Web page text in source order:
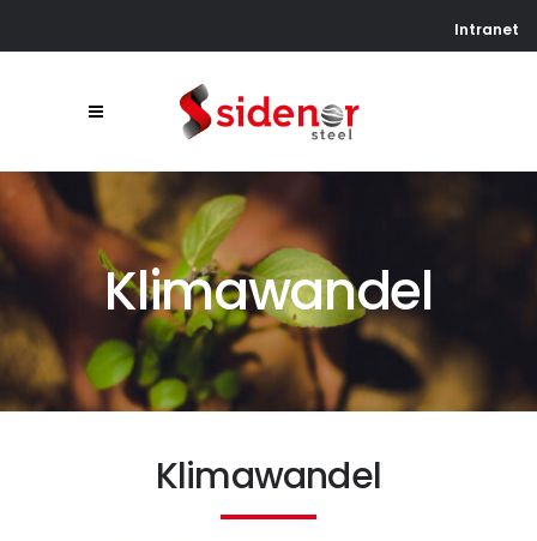
Intranet
Klimawandel
Klimawandel